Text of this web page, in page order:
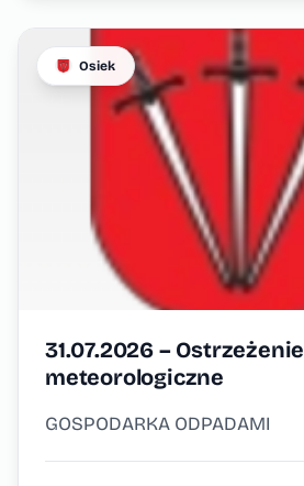
Osiek
31.07.2026 – Ostrzeżenie
meteorologiczne
GOSPODARKA ODPADAMI